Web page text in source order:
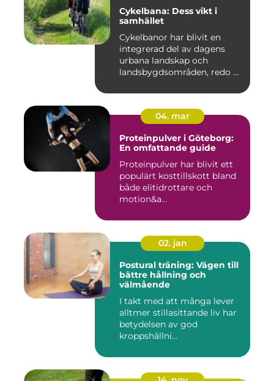
Cykelbana: Dess vikt i
samhället
Cykelbanor har blivit en
integrerad del av dagens
urbana landskap och
landsbygdsområden, redo ...
04. mar
Proteinpulver i Göteborg:
En omfattande guide
Proteinpulver har blivit ett
populärt kosttillskott bland
både elitidrottare och
motion&a...
02. jan
Postural träning: Vägen till
bättre hållning och
välmående
I takt med att många lever
alltmer stillasittande liv har
betydelsen av god
kroppshållni...